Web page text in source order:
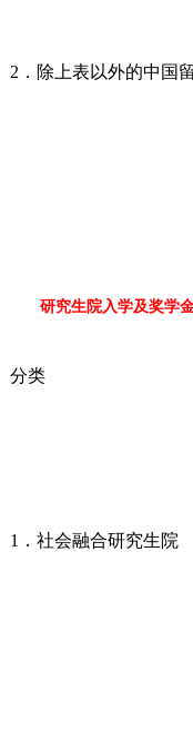
2．除上表以外的中国
研究生院入学及奖学金
分类
1．社会融合研究生院